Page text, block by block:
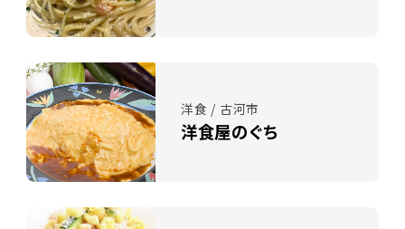
洋食 / 古河市
洋食屋のぐち